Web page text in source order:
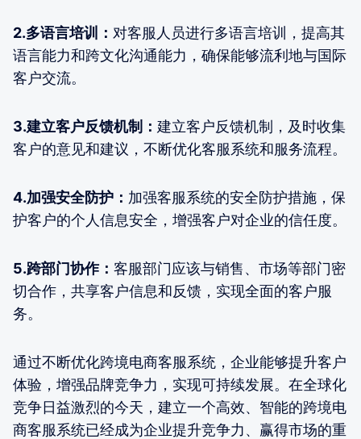
2.多语言培训： 对客服人员进行多语言培训，提高其
语言能力和跨文化沟通能力，确保能够流利地与国际
客户交流。
3.建立客户反馈机制： 建立客户反馈机制，及时收集
客户的意见和建议，不断优化客服系统和服务流程。
4.加强安全防护： 加强客服系统的安全防护措施，保
护客户的个人信息安全，增强客户对企业的信任度。
5.跨部门协作： 客服部门应该与销售、市场等部门密
切合作，共享客户信息和反馈，实现全面的客户服
务。
通过不断优化跨境电商客服系统，企业能够提升客户
体验，增强品牌竞争力，实现可持续发展。在全球化
竞争日益激烈的今天，建立一个高效、智能的跨境电
商客服系统已经成为企业提升竞争力、赢得市场的重